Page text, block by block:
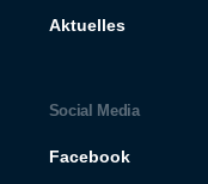
Aktuelles
Social​ Media
Facebook